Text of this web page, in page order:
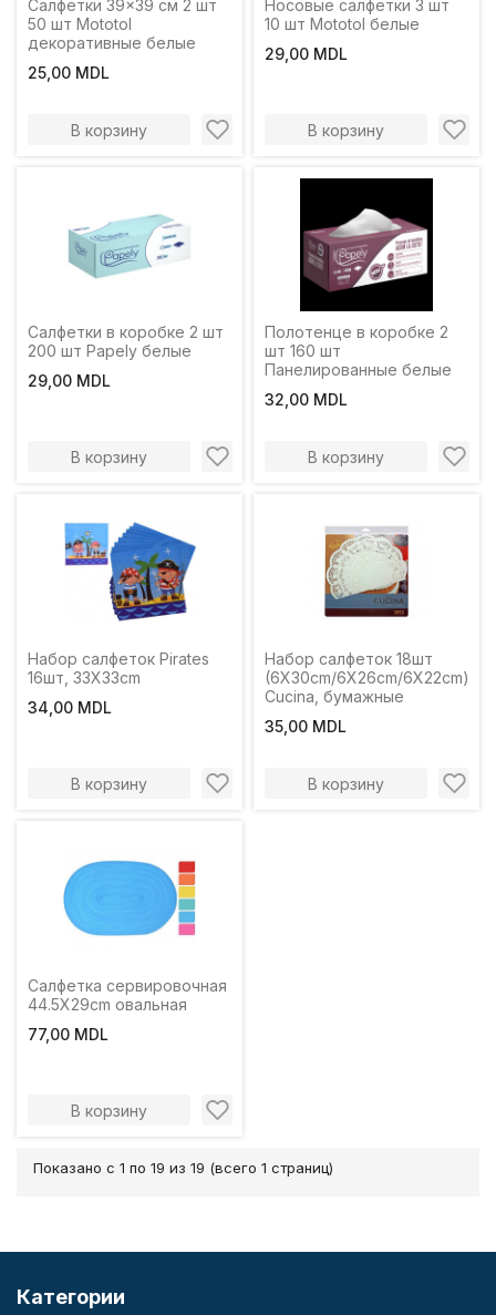
Салфетки 39x39 см 2 шт
50 шт Mototol
декоративные белые
25,00 MDL
В корзину
Носовые салфетки 3 шт
10 шт Mototol белые
29,00 MDL
В корзину
Салфетки в коробке 2 шт
200 шт Papely белые
29,00 MDL
В корзину
Полотенце в коробке 2
шт 160 шт
Панелированные белые
32,00 MDL
В корзину
Набор салфеток Pirates
16шт, 33Х33cm
34,00 MDL
В корзину
Набор салфеток 18шт
(6X30cm/6X26cm/6X22сm)
Cucina, бумажные
35,00 MDL
В корзину
Салфетка сервировочная
44.5X29cm овальная
77,00 MDL
В корзину
Показано с 1 по 19 из 19 (всего 1 страниц)
Категории